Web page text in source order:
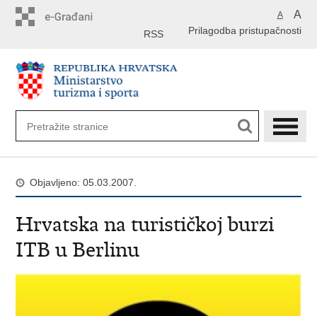
A A
Prilagodba pristupačnosti
RSS
Objavljeno: 05.03.2007.
Hrvatska na turističkoj burzi
ITB u Berlinu